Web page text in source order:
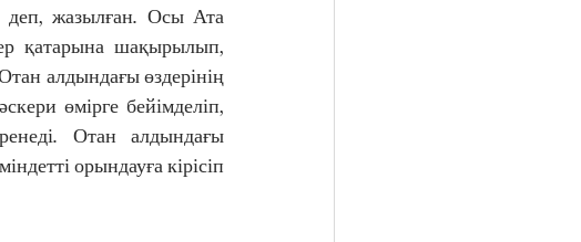
деп, жазылған. Осы Ата
қатарына шақырылып,
алдындағы өздерінің
өмірге бейімделіп,
Отан алдындағы
орындауға кірісіп